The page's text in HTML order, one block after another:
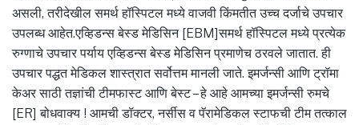
असली, तरीदेखील समर्थ हॉस्पिटल मध्ये वाजवी किंमतीत उच्च दर्जाचे उपचार
उपलब्ध आहेत.एव्हिडन्स बेस्ड मेडिसिन [EBM]समर्थ हॉस्पिटल मध्ये प्रत्येक
रुग्णाचे उपचार पर्याय एव्हिडन्स बेस्ड मेडिसिन प्रमाणेच ठरवले जातात. ही
उपचार पद्धत मेडिकल शास्त्रात सर्वोत्तम मानली जाते. इमर्जन्सी आणि ट्रॉमा
केअर साठी तज्ञांची टीमफास्ट आणि बेस्ट – हे आहे आमच्या इमर्जन्सी रुमचे
[ER] बोधवाक्य ! आमची डॉक्टर, नर्सीस व पॅरामेडिकल स्टाफची टीम तत्काल